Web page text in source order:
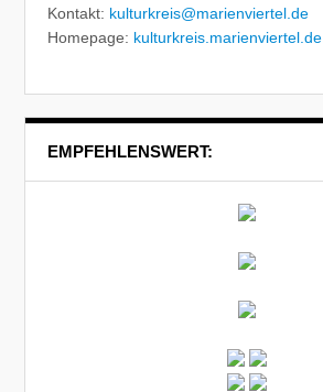
Kontakt: kulturkreis@marienviertel.de
Homepage: kulturkreis.marienviertel.de
EMPFEHLENSWERT: